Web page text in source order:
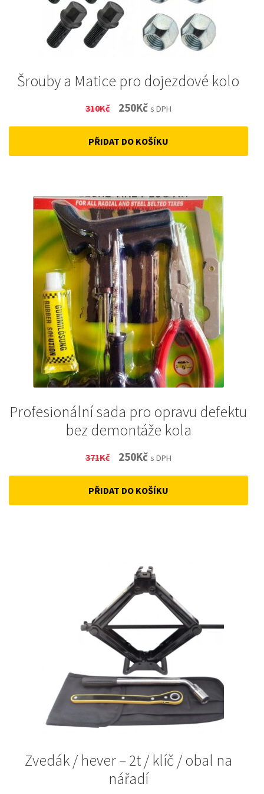
Šrouby a Matice pro dojezdové kolo
310Kč
Original
price
was:
250KčCurrent
price
is:
s DPH
PŘIDAT DO KOŠÍKU
Profesionální sada pro opravu defektu
bez demontáže kola
371Kč
Original
price
was:
250KčCurrent
price
is:
s DPH
PŘIDAT DO KOŠÍKU
Zvedák / hever – 2t / klíč / obal na
nářadí